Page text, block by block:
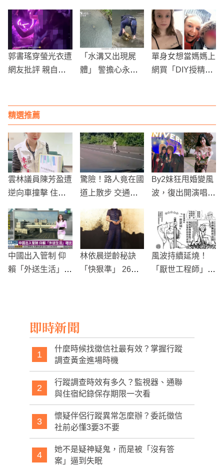
範並警告業者
嘆！
回暖天氣
郭書瑤穿螢光衣遭
網友批評 親自縫
「水溝又出現屍
體」 警擔心永和
單身女想當媽媽上
網買「DIY授精
精選推薦
雲林議員陳芳盈遭
逆向車撞擊 住院
驚險！路人竟在國
道上散步 交通安
By2妹狂甩婚變風
波，復出開演唱會
人！
中國出入管制 仰
賴「外送生活」曝
林依晨逆齡秘訣
「快狠準」 26歲
風波持續延燒！
「厭世工程師」遭
即時新聞
1
什麼時候找徵信社最有效？掌握行蹤
調查黃金進場時機
2
行蹤調查時效有多久？監視器、通聯
與住宿紀錄保存期限一次看
3
懷疑伴侶行蹤異常怎麼辦？委託徵信
社前必懂3要3不要
4
她不是疑神疑鬼，而是被「沒有答
案」逼到失眠